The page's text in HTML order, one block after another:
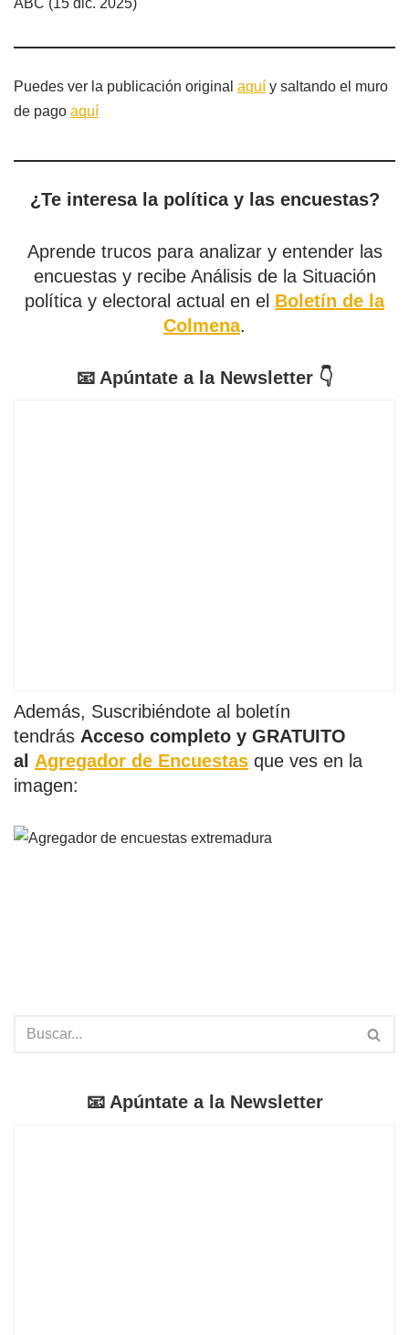
Puedes ver la publicación original aquí y saltando el muro
de pago aquí
¿Te interesa la política y las encuestas?
Aprende trucos para analizar y entender las
encuestas y recibe Análisis de la Situación
política y electoral actual en el Boletín de la
Colmena.
📧 Apúntate a la Newsletter 👇
Además, Suscribiéndote al boletín
tendrás Acceso completo y GRATUITO
al Agregador de Encuestas que ves en la
imagen:
📧 Apúntate a la Newsletter